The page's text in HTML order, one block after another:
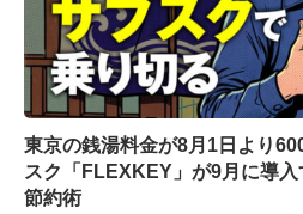
東京の銭湯料金が8月1日より
スク「FLEXKEY」が9月に導
節約術